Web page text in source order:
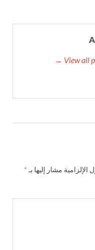
View all
الإلزامية مشار إليها بـ *